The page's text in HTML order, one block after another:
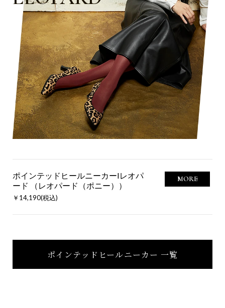
ポインテッドヒールニーカーIレオパ
ード （レオパード（ポニー））
￥14,190(税込)
MORE
ポインテッドヒールニーカー 一覧